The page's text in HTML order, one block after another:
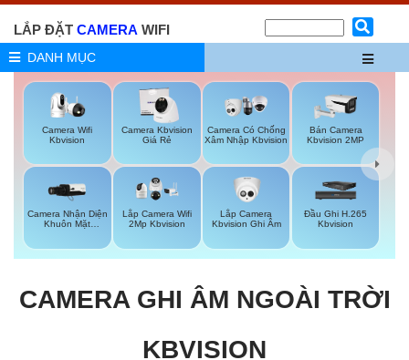
LẮP ĐẶT CAMERA WIFI
DANH MỤC
Camera Wifi
Kbvision
Camera Kbvision
Giá Rẻ
Camera Có Chống
Xâm Nhập Kbvision
Bán Camera
Kbvision 2MP
Camera Nhận Diện
Khuôn Mặt
Lắp Camera Wifi
2Mp Kbvision
Lắp Camera
Kbvision Ghi Âm
Đầu Ghi H.265
Kbvision
CAMERA GHI ÂM NGOÀI TRỜI
KBVISION